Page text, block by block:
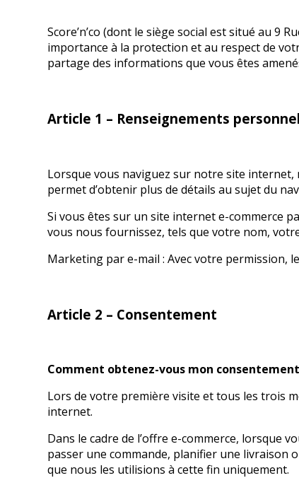
Score’n’co (dont le siège social est situé au 9
importance à la protection et au respect de
partage des informations que vous êtes
Article 1 – Renseignements
Lorsque vous naviguez sur notre site internet,
permet d’obtenir plus de détails au sujet du
Si vous êtes sur un site internet e-commerce
vous nous fournissez, tels que votre nom,
Marketing par e-mail : Avec votre permission,
Article 2 – Consentement
Comment obtenez-vous mon
Lors de votre première visite et tous les trois
internet.
Dans le cadre de l’offre e-commerce, lorsque
passer une commande, planifier une livraison
que nous les utilisions à cette fin uniquement.